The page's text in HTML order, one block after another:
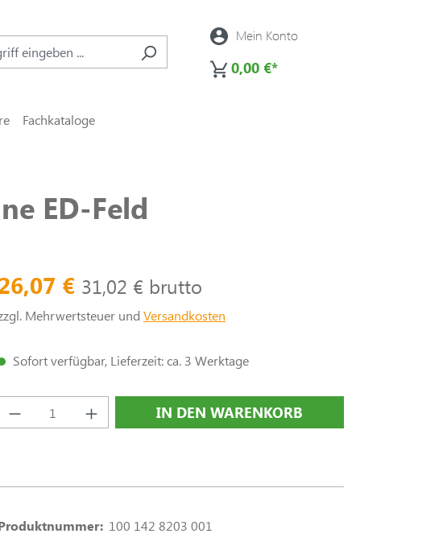
Mein Konto
0,00 €*
Fachkataloge
ED-Feld
€ 31,02 € brutto
Mehrwertsteuer und Versandkosten
Sofort verfügbar, Lieferzeit: ca. 3 Werktage
Produkt Anzahl: Gib den gewünschten Wert ein
IN DEN WARENKORB
100 142 8203 001